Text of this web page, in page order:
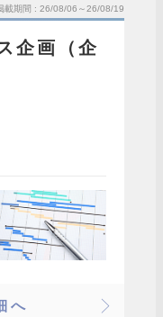
載期間 26/08/06～26/08/19
企画（企
へ